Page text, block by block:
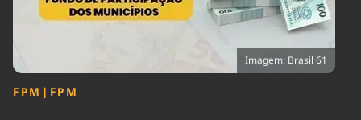
Imagem: Brasil 61
FPM | FPM